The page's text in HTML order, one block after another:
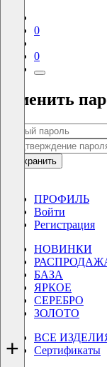
0
0
Сменить
Сохранить
ПРОФИЛЬ
Войти
Регистрация
НОВИНКИ
БАЗА
ЯРКОЕ
СЕРЕБРО
ЗОЛОТО
ВСЕ
Сертификаты
+